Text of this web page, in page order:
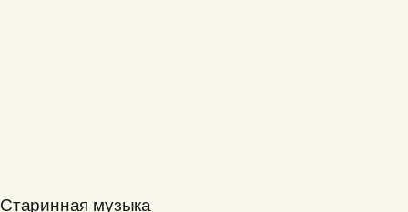
Старинная музыка